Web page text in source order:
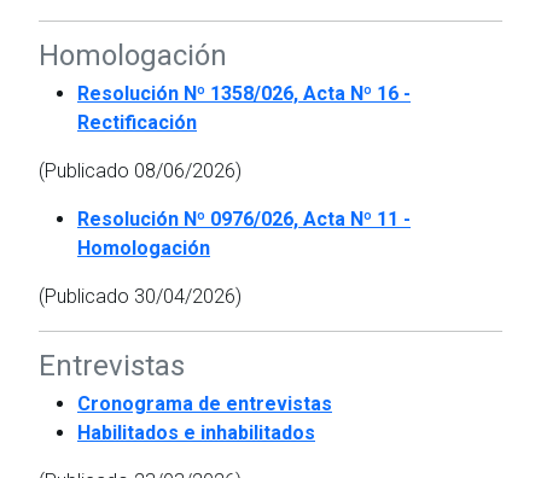
Homologación
Resolución Nº 1358/026, Acta Nº 16 -
Rectificación
(Publicado 08/06/2026)
Resolución Nº 0976/026, Acta Nº 11 -
Homologación
(Publicado 30/04/2026)
Entrevistas
Cronograma de entrevistas
Habilitados e inhabilitados